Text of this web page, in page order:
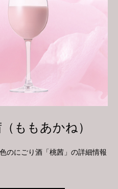
ももあかね）
のにごり酒「桃茜」の詳細情報